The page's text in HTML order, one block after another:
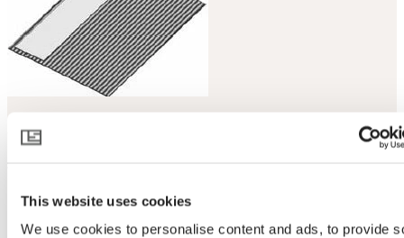
This website uses cookies
We use cookies to personalise content and ads, to provide
步骤 2
撕下一段胶带，将胶带牢牢按压在材料的底部。